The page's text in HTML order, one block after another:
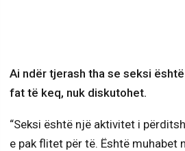
Ai ndër tjerash tha se seksi
fat të keq, nuk diskutohet.
“Seksi është një aktivitet i
e pak flitet për të. Është muhabet